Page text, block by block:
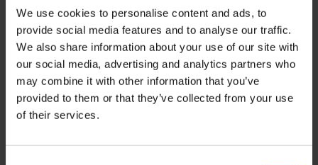
We use cookies to personalise content and ads, to
provide social media features and to analyse our traffic.
We also share information about your use of our site with
our social media, advertising and analytics partners who
may combine it with other information that you’ve
provided to them or that they’ve collected from your use
of their services.